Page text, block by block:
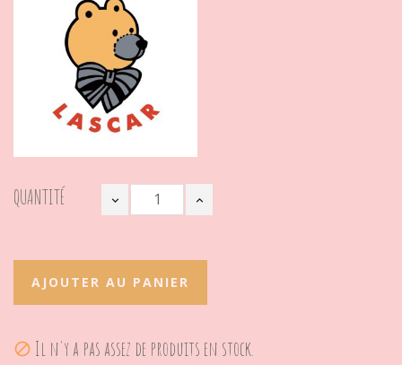
QUANTITÉ
AJOUTER AU PANIER
 Il n'y a pas assez de produits en stock.